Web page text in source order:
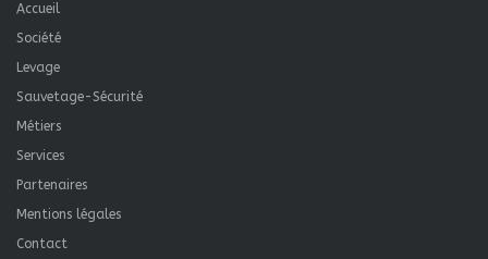
Accueil
Société
Levage
Sauvetage-Sécurité
Métiers
Services
Partenaires
Mentions légales
Contact